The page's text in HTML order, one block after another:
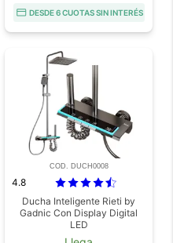
DESDE 6 CUOTAS SIN INTERÉS
COD. DUCH0008
4.8
Ducha Inteligente Rieti by
Gadnic Con Display Digital
LED